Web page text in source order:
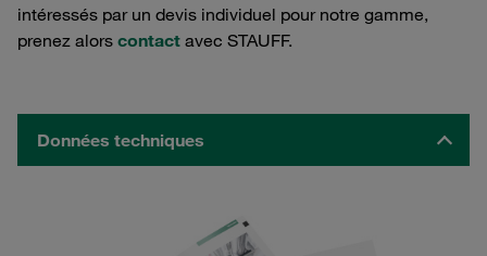
intéressés par un devis individuel pour notre gamme,
prenez alors contact avec STAUFF.
Données techniques